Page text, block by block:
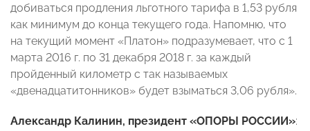
добиваться продления льготного тарифа в 1,53 рубля
как минимум до конца текущего года. Напомню, что
на текущий момент «Платон» подразумевает, что с 1
марта 2016 г. по 31 декабря 2018 г. за каждый
пройденный километр с так называемых
«двенадцатитонников» будет взыматься 3,06 рубля».
Александр Калинин, президент «ОПОРЫ РОССИИ»: